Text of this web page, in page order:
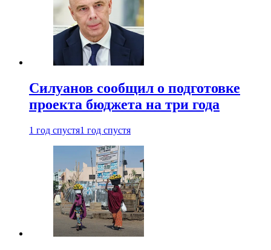
Силуанов сообщил о подготовке
проекта бюджета на три года
1 год спустя1 год спустя